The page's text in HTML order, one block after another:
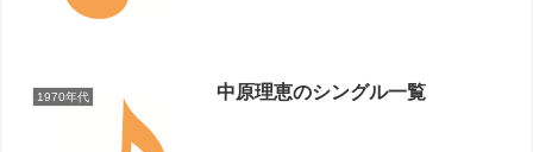
1970年代 中原理恵のシングル一覧